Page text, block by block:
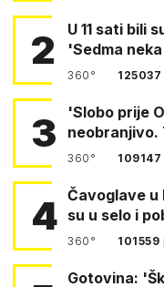
2
U 11 sati bili su pred Kninom.
'Sedma
360°
3
'Slobo prije
neobranjivo.
360°
4 Čavoglave u
su u selo i
360° 101559
Gotovina: